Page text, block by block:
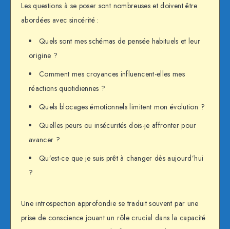
Les questions à se poser sont nombreuses et doivent être
abordées avec sincérité :
Quels sont mes schémas de pensée habituels et leur
origine ?
Comment mes croyances influencent-elles mes
réactions quotidiennes ?
Quels blocages émotionnels limitent mon évolution ?
Quelles peurs ou insécurités dois-je affronter pour
avancer ?
Qu’est-ce que je suis prêt à changer dès aujourd’hui
?
Une introspection approfondie se traduit souvent par une
prise de conscience jouant un rôle crucial dans la capacité